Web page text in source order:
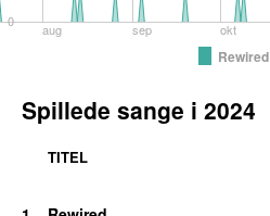
aug sep okt
0
Rewired
Spillede sange i 2024
TITEL